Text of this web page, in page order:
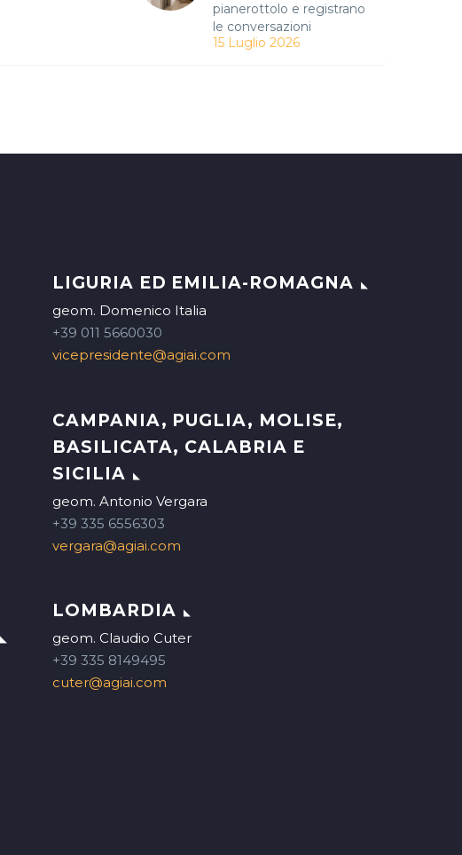
pianerottolo e registrano
le conversazioni
15 Luglio 2026
LIGURIA ED EMILIA-ROMAGNA
geom. Domenico Italia
+39 011 5660030
vicepresidente@agiai.com
CAMPANIA, PUGLIA, MOLISE,
BASILICATA, CALABRIA E
SICILIA
geom. Antonio Vergara
+39 335 6556303
vergara@agiai.com
LOMBARDIA
geom. Claudio Cuter
+39 335 8149495
cuter@agiai.com